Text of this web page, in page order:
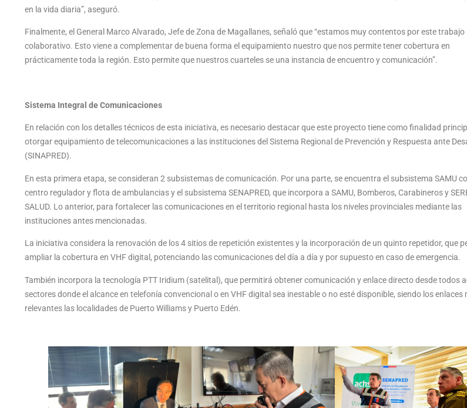
en la vida diaria”, aseguró.
Finalmente, el General Marco Alvarado, Jefe de Zona de Magallanes, señaló que “estamos muy contentos por este trabajo
colaborativo. Esto viene a complementar de buena forma el equipamiento nuestro que nos permite tener cobertura en
prácticamente toda la región. Esto permite que nuestros cuarteles se una instancia de encuentro y comunicación”.
Sistema Integral de Comunicaciones
En relación con los detalles técnicos de esta iniciativa, es necesario destacar que este proyecto tiene como finalidad
otorgar equipamiento de telecomunicaciones a las instituciones del Sistema Regional de Prevención y Respuesta ante
(SINAPRED).
En esta primera etapa, se consideran 2 subsistemas de comunicación. Por una parte, se encuentra el subsistema SAMU
centro regulador y flota de ambulancias y el subsistema SENAPRED, que incorpora a SAMU, Bomberos, Carabineros y
SALUD. Lo anterior, para fortalecer las comunicaciones en el territorio regional hasta los niveles provinciales mediante las
instituciones antes mencionadas.
La iniciativa considera la renovación de los 4 sitios de repetición existentes y la incorporación de un quinto repetidor, que
ampliar la cobertura en VHF digital, potenciando las comunicaciones del día a día y por supuesto en caso de emergencia.
También incorpora la tecnología PTT Iridium (satelital), que permitirá obtener comunicación y enlace directo desde todos
sectores donde el alcance en telefonía convencional o en VHF digital sea inestable o no esté disponible, siendo los enlaces
relevantes las localidades de Puerto Williams y Puerto Edén.